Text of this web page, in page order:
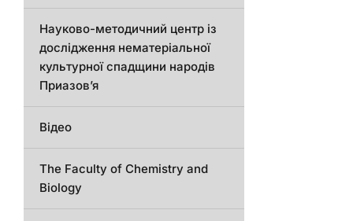
Науково-методичний центр із
дослідження нематеріальної
культурної спадщини народів
Приазов’я
Відео
The Faculty of Chemistry and
Biology